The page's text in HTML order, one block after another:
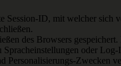
Session-ID, mit welcher sich
des Browsers
oder
Personalisierungs-Zwecken